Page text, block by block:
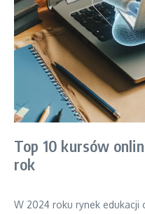
Top 10 kursów
rok
W 2024 roku rynek